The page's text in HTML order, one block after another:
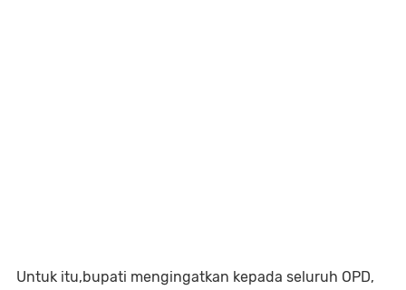
Untuk itu,bupati mengingatkan kepada seluruh OPD,